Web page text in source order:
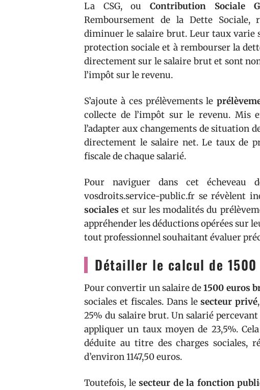
La CSG, ouContribution Sociale
Remboursement de la Dette Sociale,
diminuer le salaire brut. Leur taux varie
protection sociale et à rembourser la
directement sur le salaire brut et sont
l’impôt sur le revenu.
S’ajoute à ces prélèvements le
collecte de l’impôt sur le revenu. Mis
l’adapter aux changements de situation
directement le salaire net. Le taux de
fiscale de chaque salarié.
Pour naviguer dans cet écheveau
vosdroits.service-public.fr se révèlent
sociales et sur les modalités du
appréhender les déductions opérées sur
tout professionnel souhaitant évaluer
Détailler le calcul de
Pour convertir un salaire de1500 euros
sociales et fiscales. Dans lesecteur privé
25% du salaire brut. Un salarié
appliquer un taux moyen de 23,5%.
déduite au titre des charges sociales,
d’environ 1147,50 euros.
Toutefois, lesecteur de la fonction